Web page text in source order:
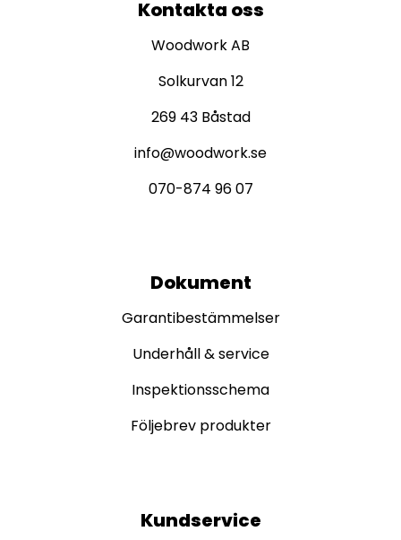
Kontakta oss
Woodwork AB
Solkurvan 12
269 43 Båstad
info@woodwork.se
070-874 96 07
Dokument
Garantibestämmelser
Underhåll & service
Inspektionsschema
Följebrev produkter
Kundservice